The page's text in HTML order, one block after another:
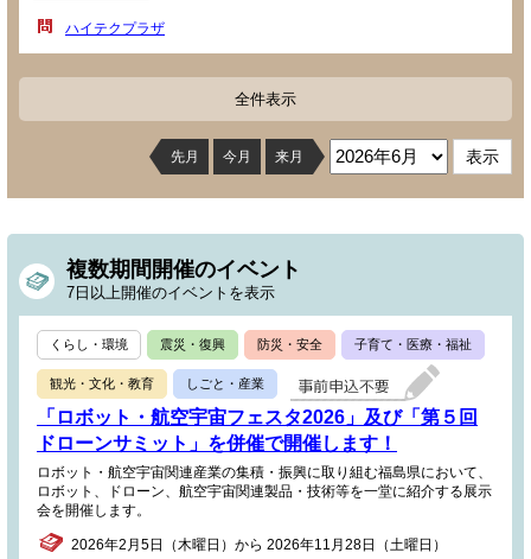
ハイテクプラザ
全件表示
先月 今月 来月
複数期間開催のイベント
7日以上開催のイベントを表示
くらし・環境 震災・復興 防災・安全 子育て・医療・福祉
観光・文化・教育 しごと・産業
「ロボット・航空宇宙フェスタ2026」及び「第５回
ドローンサミット」を併催で開催します！
ロボット・航空宇宙関連産業の集積・振興に取り組む福島県において、
ロボット、ドローン、航空宇宙関連製品・技術等を一堂に紹介する展示
会を開催します。
2026年2月5日（木曜日）から 2026年11月28日（土曜日）